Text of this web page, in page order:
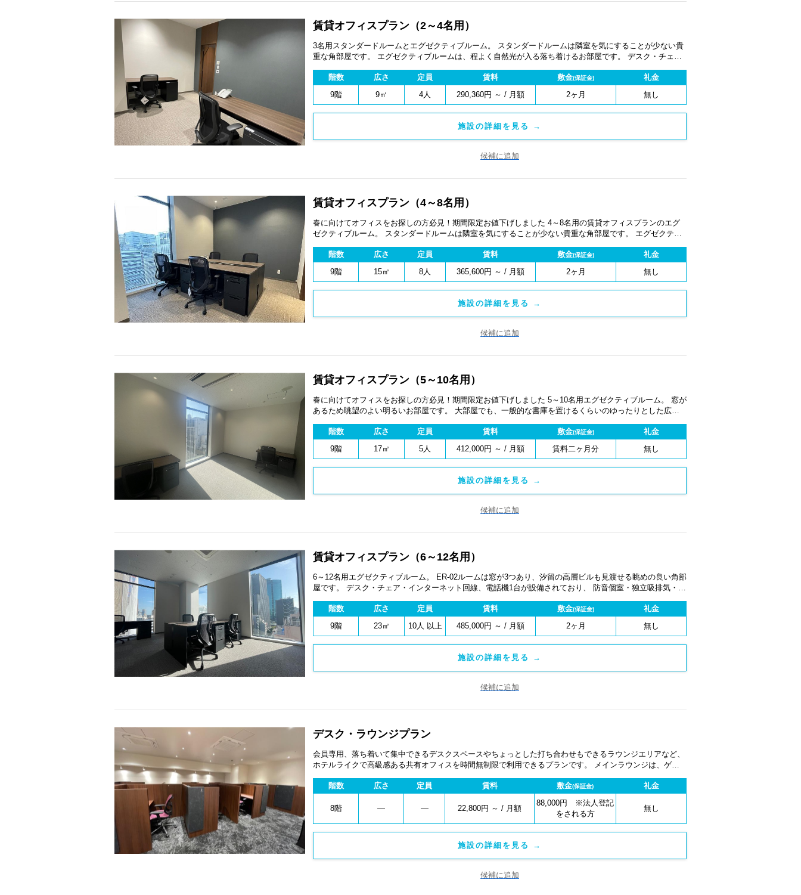
賃貸オフィスプラン（2～4名用）
3名用スタンダードルームとエグゼクティブルーム。 スタンダードルームは隣室を気にすることが少ない貴
重な角部屋です。 エグゼクティブルームは、程よく自然光が入る落ち着けるお部屋です。 デスク・チェ
プライベートオフィスです。 ※スタンダードルームは2025年秋～ご入居可能です。 エグゼクティブルーム
窓なし4坪部屋の賃貸オフィスプランは即日入居可能。 サービスが付帯していないため割安でのご案内を実
現しています！
階数 広さ 定員 賃料 敷金(保証金)
礼金
9階
9㎡ 4人 290,360円 ～ / 月額 2ヶ月 無し
施設の詳細を見る →
候補に追加
賃貸オフィスプラン（4～8名用）
春に向けてオフィスをお探しの方必見！期間限定お値下げしました 4～8名用の賃貸オフィスプランのエグ
ゼクティブルーム。 スタンダードルームは隣室を気にすることが少ない貴重な角部屋です。 エグゼクティ
台が設備されており、 防音個室・独立吸排気・個別空調のハイスペックプライベートオフィスです。 賃貸
オフィスプランとは、サービスが付帯していないため割安でのご案内を実現しています！ ※4月頃入居可能
階数 広さ 定員 賃料 敷金(保証金)
礼金
9階
15㎡ 8人 365,600円 ～ / 月額 2ヶ月 無し
施設の詳細を見る →
候補に追加
賃貸オフィスプラン（5～10名用）
春に向けてオフィスをお探しの方必見！期間限定お値下げしました 5～10名用エグゼクティブルーム。 窓が
あるため眺望のよい明るいお部屋です。 大部屋でも、一般的な書庫を置けるくらいのゆったりとした広さ
気・個別空調のハイスペックプライベートオフィスです。 賃貸オフィスプランのご案内となります。 サー
ビスが付帯していないため割安でのご案内を実現しています！
階数 広さ 定員 賃料 敷金(保証金)
礼金
9階
17㎡ 5人 412,000円 ～ / 月額 賃料二ヶ月分 無し
施設の詳細を見る →
候補に追加
賃貸オフィスプラン（6～12名用）
6～12名用エグゼクティブルーム。 ER-02ルームは窓が3つあり、汐留の高層ビルも見渡せる眺めの良い角部
屋です。 デスク・チェア・インターネット回線、電話機1台が設備されており、 防音個室・独立吸排気・個
ため割安でのご案内を実現しています！
階数 広さ 定員 賃料 敷金(保証金)
礼金
9階
23㎡ 10人 以上 485,000円 ～ / 月額 2ヶ月 無し
施設の詳細を見る →
候補に追加
デスク・ラウンジプラン
会員専用、落ち着いて集中できるデスクスペースやちょっとした打ち合わせもできるラウンジエリアなど、
ホテルライクで高級感ある共有オフィスを時間無制限で利用できるプランです。 メインラウンジは、ゲス
様々な人数に対応ができるエリアご用意しております。お好きな席をお選びください。 会員専用のエグゼ
クティブデスクは、こもれる一人席や140㎝の広々したデスク、デュアルモニター設置席等、とにかく執務
に集中できる空間にこだわっているエリアです。 高級チェアのエルゴヒューマンを使用しているためその
階数 広さ 定員 賃料 敷金(保証金) 礼金
8階 ― ― 22,800円 ～ / 月額
88,000円 ※法人登記
をされる方
無し
施設の詳細を見る →
候補に追加